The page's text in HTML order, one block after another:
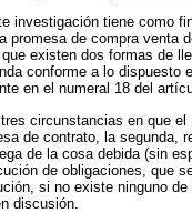
investigación tiene como
promesa de compra venta
existen dos formas de
conforme a lo dispuesto
en el numeral 18 del
circunstancias en que
de contrato, la segunda,
de la cosa debida (sin
de obligaciones, que
si no existe ninguno
discusión.